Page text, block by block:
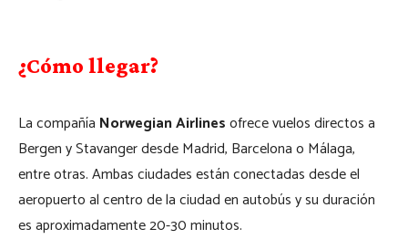
¿Cómo llegar?
La compañía Norwegian Airlinesofrece vuelos directos a
Bergen y Stavanger desde Madrid, Barcelona o Málaga,
entre otras. Ambas ciudades están conectadas desde el
aeropuerto al centro de la ciudad en autobús y su duración
es aproximadamente 20-30 minutos.